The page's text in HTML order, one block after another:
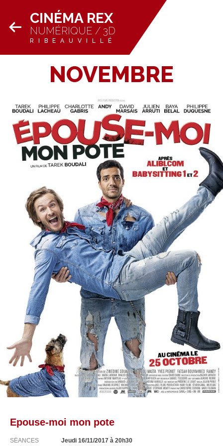
CINÉMA REX
NUMÉRIQUE / 3D
RIBEAUVILLÉ
NOVEMBRE
Epouse-moi mon pote
SÉANCES Jeudi 16/11/2017 à 20h30